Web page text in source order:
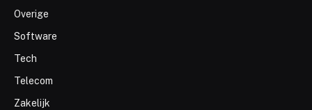
Overige
Software
Tech
Telecom
Zakelijk